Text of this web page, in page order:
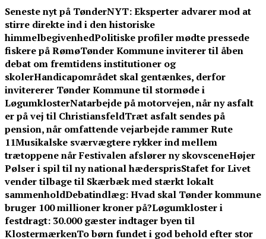
Skip
to
content
Seneste nyt på TønderNYT:Eksperter advarer mod at
stirre direkte ind i den historiske
himmelbegivenhedPolitiske profiler mødte pressede
fiskere på RømøTønder Kommune inviterer til åben
debat om fremtidens institutioner og
skolerHandicapområdet skal gentænkes, derfor
invitererer Tønder Kommune til stormøde i
LøgumklosterNatarbejde på motorvejen, når ny asfalt
er på vej til ChristiansfeldTræt asfalt sendes på
pension, når omfattende vejarbejde rammer Rute
11Musikalske sværvægtere rykker ind mellem
trætoppene når Festivalen afslører ny skovsceneHøjer
Pølser i spil til ny national hædersprisStafet for Livet
vender tilbage til Skærbæk med stærkt lokalt
sammenholdDebatindlæg: Hvad skal Tønder kommune
bruger 100 millioner kroner på?Løgumkloster i
festdragt: 30.000 gæster indtager byen til
KlostermærkenTo børn fundet i god behold efter stor